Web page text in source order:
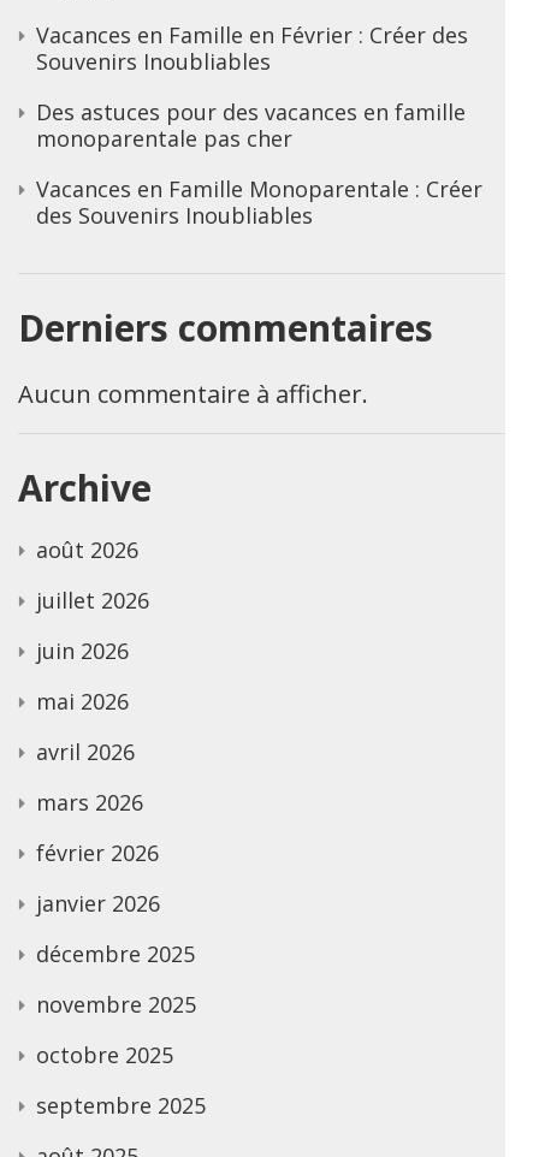
Vacances en Famille en Février : Créer des
Souvenirs Inoubliables
Des astuces pour des vacances en famille
monoparentale pas cher
Vacances en Famille Monoparentale : Créer
des Souvenirs Inoubliables
Derniers commentaires
Aucun commentaire à afficher.
Archive
août 2026
juillet 2026
juin 2026
mai 2026
avril 2026
mars 2026
février 2026
janvier 2026
décembre 2025
novembre 2025
octobre 2025
septembre 2025